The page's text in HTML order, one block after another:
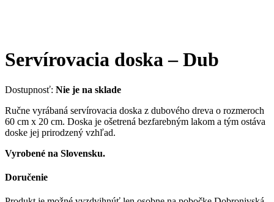
Servírovacia doska – Dub
Dostupnosť: Nie je na sklade
Ručne vyrábaná servírovacia doska z dubového dreva o rozmeroch
60 cm x 20 cm. Doska je ošetrená bezfarebným lakom a tým ostáva
doske jej prirodzený vzhľad.
Vyrobené na Slovensku.
Doručenie